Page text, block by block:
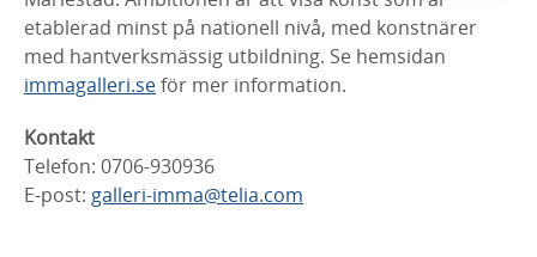
etablerad minst på nationell nivå, med konstnärer
med hantverksmässig utbildning. Se hemsidan
immagalleri.seför mer information.
Kontakt
Telefon: 0706-930936
E-post: galleri-imma@telia.com